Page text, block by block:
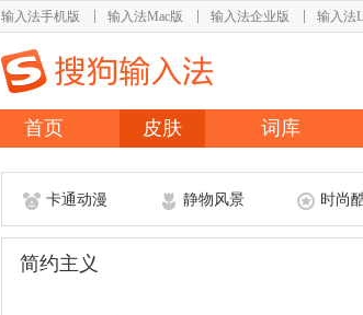
输入法手机版 输入法Mac版 输入法企业版 输入法
首页 皮肤 词库
卡通动漫 静物风景 时尚
简约主义